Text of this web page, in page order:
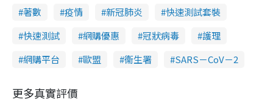
著數 疫情 新冠肺炎
快速測試套裝
快速測試
網購優惠 冠狀病毒
護理
網購平台
歐盟 衞生署 SARS－CoV－2
更多真實評價